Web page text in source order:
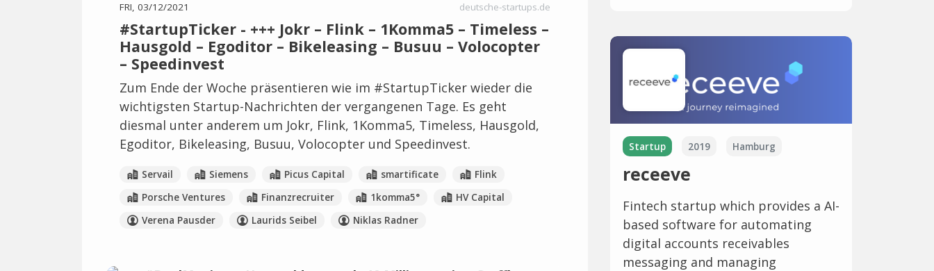
FRI, 03/12/2021 deutsche-startups.de
#StartupTicker - +++ Jokr – Flink – 1Komma5 – Timeless –
Hausgold – Egoditor – Bikeleasing – Busuu – Volocopter
– Speedinvest
Zum Ende der Woche präsentieren wie im #StartupTicker wieder die
wichtigsten Startup-Nachrichten der vergangenen Tage. Es geht
diesmal unter anderem um Jokr, Flink, 1Komma5, Timeless, Hausgold,
Egoditor, Bikeleasing, Busuu, Volocopter und Speedinvest.
Servail Siemens Picus Capital smartificate
Flink
Porsche Ventures
Finanzrecruiter 1komma5°
HV Capital
Verena Pausder
Laurids Seibel Niklas Radner
Startup 2019 Hamburg
receeve
Fintech startup which provides a AI-
based software for automating
digital accounts receivables
messaging and managing